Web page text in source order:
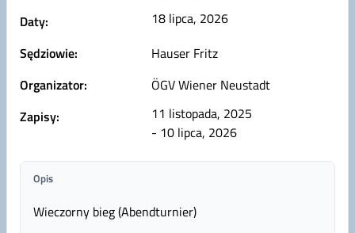
Daty:
18 lipca, 2026
Sędziowie:
Hauser Fritz
Organizator:
ÖGV Wiener Neustadt
Zapisy:
11 listopada, 2025
- 10 lipca, 2026
Opis
Wieczorny bieg (Abendturnier)